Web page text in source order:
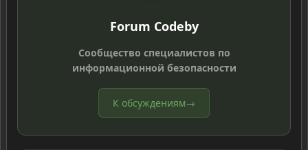
Forum Codeby
Сообщество специалистов по
информационной безопасности
К обсуждениям→